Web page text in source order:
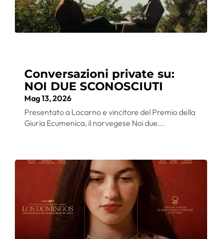
Conversazioni private su:
NOI DUE SCONOSCIUTI
Mag 13, 2026
Presentato a Locarno e vincitore del Premio della
Giuria Ecumenica, il norvegese Noi due...